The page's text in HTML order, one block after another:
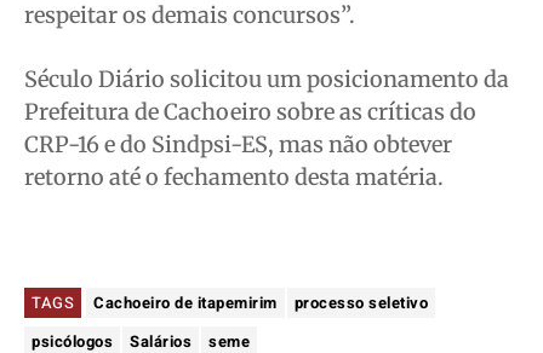
respeitar os demais concursos”.
Século Diário solicitou um posicionamento da
Prefeitura de Cachoeiro sobre as críticas do
CRP-16 e do Sindpsi-ES, mas não obtever
retorno até o fechamento desta matéria.
TAGS Cachoeiro de itapemirim
processo seletivo
psicólogos
Salários seme